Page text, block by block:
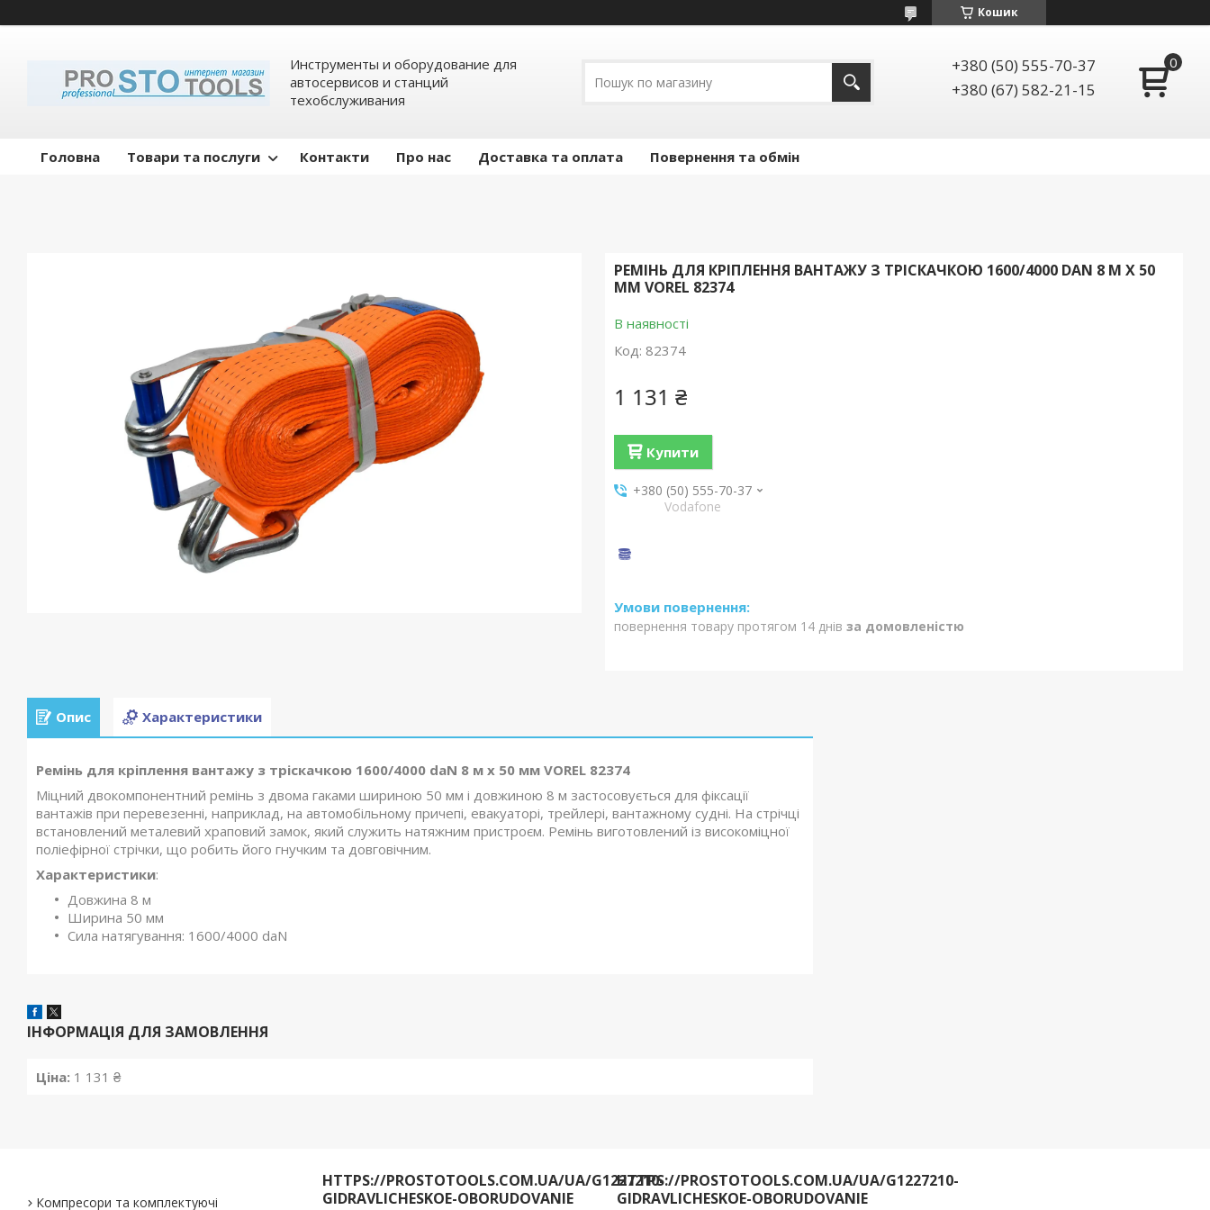
Кошик
Инструменты и оборудование для
автосервисов и станций
техобслуживания
+380 (50) 555-70-37
+380 (67) 582-21-15
Головна Товари та послуги Контакти Про нас Доставка та оплата Повернення та обмін
РЕМІНЬ ДЛЯ КРІПЛЕННЯ ВАНТАЖУ З ТРІСКАЧКОЮ 1600/4000 DAN 8 М Х 50
ММ VOREL 82374
В наявності
Код: 82374
1 131 ₴
Купити
+380 (50) 555-70-37
Vodafone
повернення товару протягом 14 днів за домовленістю
Опис Характеристики
Ремінь для кріплення вантажу з тріскачкою 1600/4000 daN 8 м х 50 мм VOREL 82374
Міцний двокомпонентний ремінь з двома гаками шириною 50 мм і довжиною 8 м застосовується для фіксації
вантажів при перевезенні, наприклад, на автомобільному причепі, евакуаторі, трейлері, вантажному судні. На стрічці
встановлений металевий храповий замок, який служить натяжним пристроєм. Ремінь виготовлений із високоміцної
поліефірної стрічки, що робить його гнучким та довговічним.
Характеристики:
Довжина 8 м
Ширина 50 мм
Сила натягування: 1600/4000 daN
ІНФОРМАЦІЯ ДЛЯ ЗАМОВЛЕННЯ
Ціна: 1 131 ₴
Компресори та комплектуючі
HTTPS://PROSTOTOOLS.COM.UA/UA/G1227210-
GIDRAVLICHESKOE-OBORUDOVANIE
HTTPS://PROSTOTOOLS.COM.UA/UA/G1227210-
GIDRAVLICHESKOE-OBORUDOVANIE